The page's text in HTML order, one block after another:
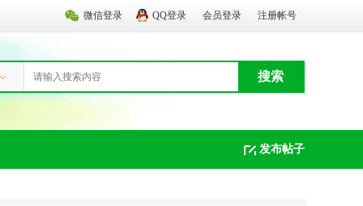
微信登录 QQ登录 会员登录 注册帐号
搜索
发布帖子